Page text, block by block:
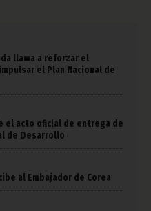
llama a reforzar el
el Plan Nacional de
el acto oficial de entrega de
de Desarrollo
al Embajador de Corea